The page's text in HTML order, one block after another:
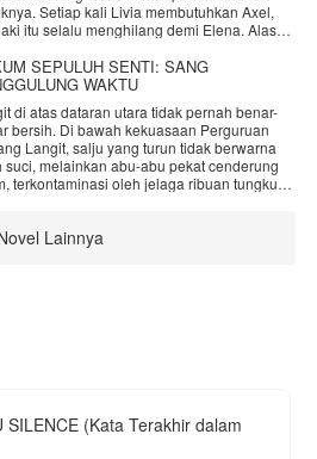
sama yakni kenapa dia tak kunjung bisa
padahal pernikahan mereka sudah berjalan
Puspita, usianya 25 tahun sekarang. Dia
dengan Rusman Pambudi, pria yang
namun kini berubah setelah mereka
yang ia harap menjadi sebuah rumah
nyatanya menjadi sebuah gubuk derita.
tingkah menggemaskan dari Chandran Akash
Setiap kali Livia membutuhkan Axel,
itu selalu menghilang demi Elena. Alasan
sakit.
dari Axel setelah puncaknya ia
Axel saat fitting baju pengantin. Dan saat
sudah tahu tentang hubungan Axel dan
dibelakangnya. Ternyata Elena bukan
perempuan Axel, tapi mantan pacarnya.
Livia jatuh. Ia diselamatkan oleh
SEPULUH SENTI: SANG
WAKTU
di atas dataran utara tidak pernah benar-
bersih. Di bawah kekuasaan Perguruan
Langit, salju yang turun tidak berwarna
suci, melainkan abu-abu pekat cenderung
terkontaminasi oleh jelaga ribuan tungku
hamparan lumpur beku yang dingin,
di mana kasta terendah manusia—para
Lainnya
SILENCE (Kata Terakhir dalam